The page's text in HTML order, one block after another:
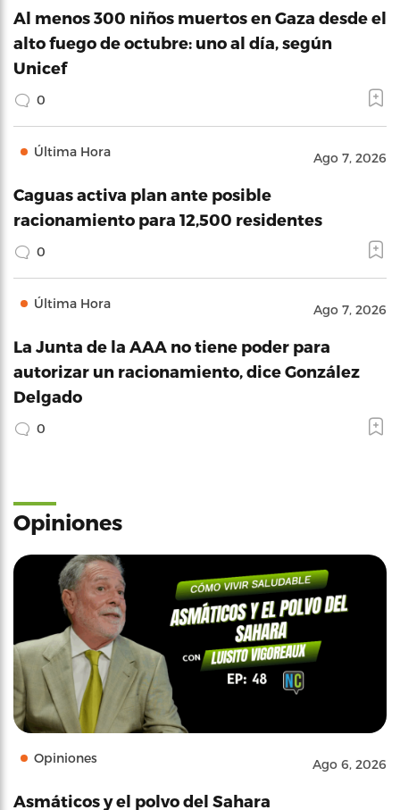
Al menos 300 niños muertos en Gaza desde el
alto fuego de octubre: uno al día, según
Unicef
0
Última Hora Ago 7, 2026
Caguas activa plan ante posible
racionamiento para 12,500 residentes
0
Última Hora Ago 7, 2026
La Junta de la AAA no tiene poder para
autorizar un racionamiento, dice González
Delgado
0
Opiniones
Opiniones Ago 6, 2026
Asmáticos y el polvo del Sahara